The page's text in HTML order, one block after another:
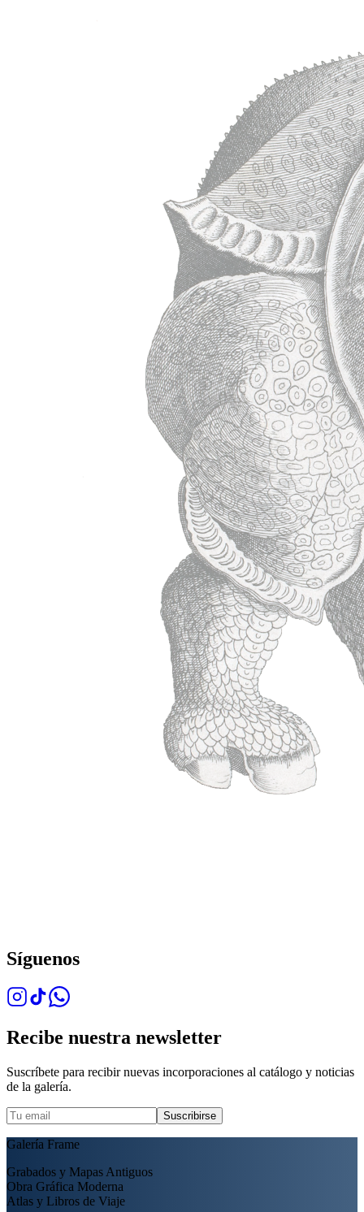
Síguenos
Recibe nuestra newsletter
Suscríbete para recibir nuevas incorporaciones al catálogo y noticias
de la galería.
Suscribirse
Galería Frame
Grabados y Mapas Antiguos
Obra Gráfica Moderna
Atlas y Libros de Viaje